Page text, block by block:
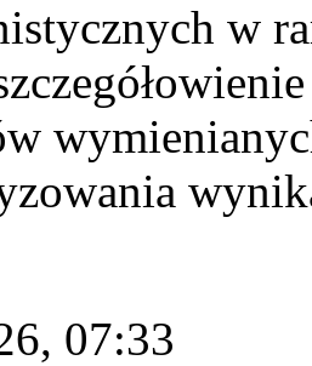
w
07:33